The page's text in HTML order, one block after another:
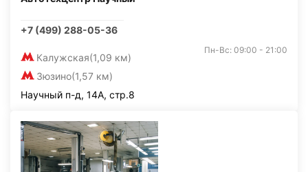
+7 (499) 288-05-36
Калужская(1,09 км)
Зюзино(1,57 км)
Пн-Вс: 09:00 - 21:00
Научный п-д, 14А, стр.8